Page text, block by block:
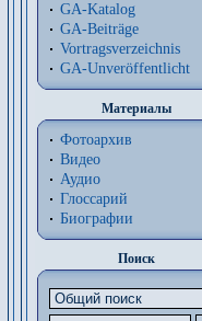
GA-Katalog
GA-Beiträge
Vortragsverzeichnis
GA-Unveröffentlicht
Материалы
Фотоархив
Видео
Аудио
Глоссарий
Биографии
Поиск